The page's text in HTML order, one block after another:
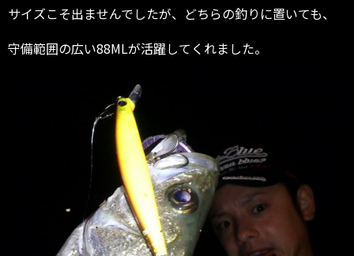
サイズこそ出ませんでしたが、どちらの釣りに置いても、
守備範囲の広い88MLが活躍してくれました。